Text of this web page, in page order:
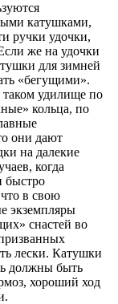
катушками,
ручки удочки,
же на удочки
для зимней
«бегущими».
удилище по
кольца, по
они дают
на далекие
когда
быстро
в свою
экземпляры
снастей во
лески. Катушки
должны быть
хороший ход